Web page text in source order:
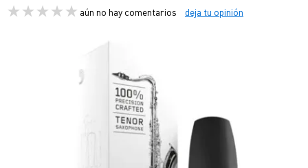
aún no hay comentarios deja tu opinión